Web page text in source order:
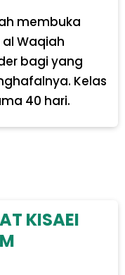
membuka
al Waqiah
bagi yang
Kelas
40 hari.
KISAEI